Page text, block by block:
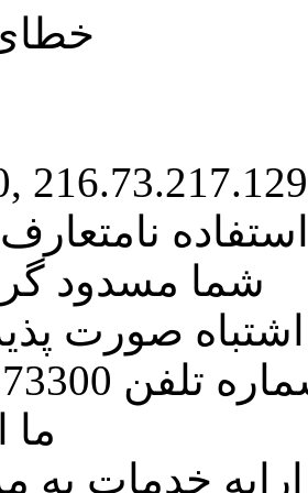
216.73.217.129
شما مسدود
اشتباه صورت
ما
خدمات به